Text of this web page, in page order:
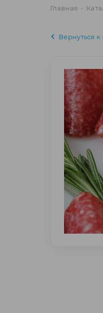
Главная •
Вернуться к